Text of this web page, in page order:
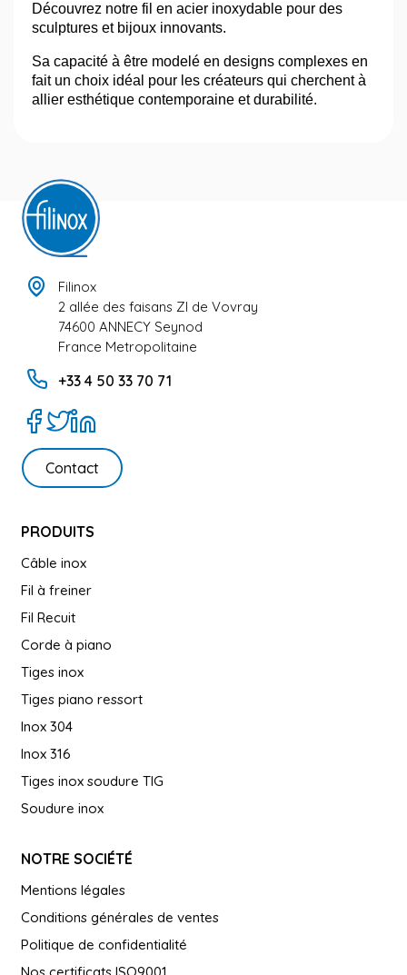
Découvrez notre fil en acier inoxydable pour des
sculptures et bijoux innovants.
Sa capacité à être modelé en designs complexes en
fait un choix idéal pour les créateurs qui cherchent à
allier esthétique contemporaine et durabilité.
Filinox
2 allée des faisans ZI de Vovray
74600 ANNECY Seynod
France Metropolitaine
+33 4 50 33 70 71
Contact
PRODUITS
Câble inox
Fil à freiner
Fil Recuit
Corde à piano
Tiges inox
Tiges piano ressort
Inox 304
Inox 316
Tiges inox soudure TIG
Soudure inox
NOTRE SOCIÉTÉ
Mentions légales
Conditions générales de ventes
Politique de confidentialité